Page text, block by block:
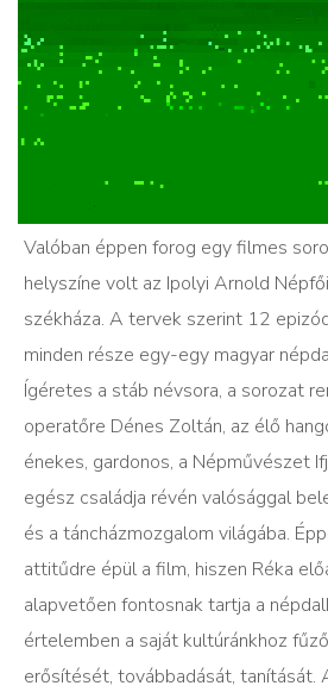
Valóban éppen forog egy filmes
helyszíne volt az Ipolyi Arnold
székháza. A tervek szerint 12
minden része egy-egy magyar
Ígéretes a stáb névsora, a sorozat
operatőre Dénes Zoltán, az élő
énekes, gardonos, a Népművészet
egész családja révén valósággal
és a táncházmozgalom világába.
attitűdre épül a film, hiszen Réka
alapvetően fontosnak tartja a
értelemben a saját kultúránkhoz
erősítését, továbbadását, tanítását.